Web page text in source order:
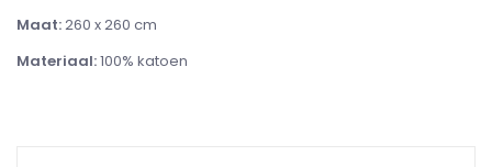
Maat:260 x 260 cm
Materiaal:100% katoen